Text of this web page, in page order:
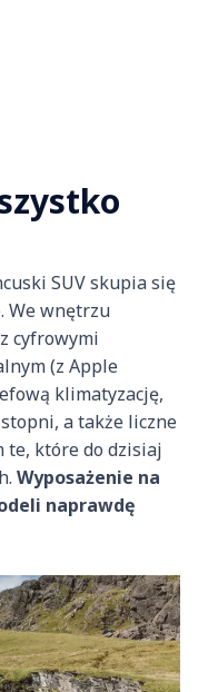
SUV skupia się
We wnętrzu
cyfrowymi
(z Apple
klimatyzację,
a także liczne
te, które do dzisiaj
Wyposażenie na
naprawdę